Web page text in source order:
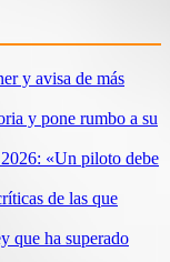
y avisa de más
y pone rumbo a su
«Un piloto debe
de las que
que ha superado